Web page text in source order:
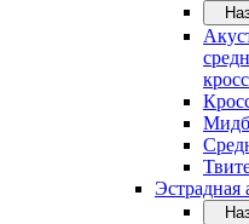
Эстрадная